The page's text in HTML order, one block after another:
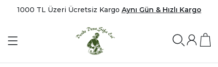
1000 TL Üzeri Ücretsiz Kargo Aynı Gün & Hızlı Kargo